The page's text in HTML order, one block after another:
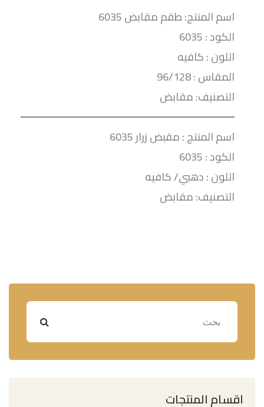
اسم المنتج: طقم مقابض 6035
الكود : 6035
اللون : كافيه
المقاس : 96/128
التصنيف: مقابض
اسم المنتج : مقبض زرار 6035
الكود : 6035
اللون : دهبي/ كافيه
التصنيف: مقابض
اقسام المنتجات